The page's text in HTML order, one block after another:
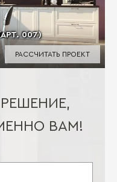
007)
РАССЧИТАТЬ ПРОЕКТ
ВАМ!